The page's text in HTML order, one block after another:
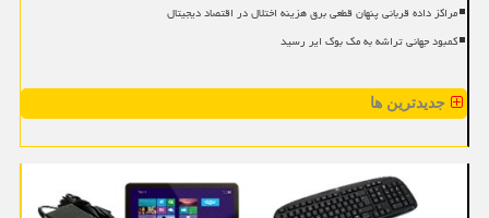
مراکز داده قربانی پنهان قطعی برق هزینه اختلال در اقتصاد دیجیتال
کمبود جهانی تراشه به مک بوک ایر رسید
جدیدترین ها